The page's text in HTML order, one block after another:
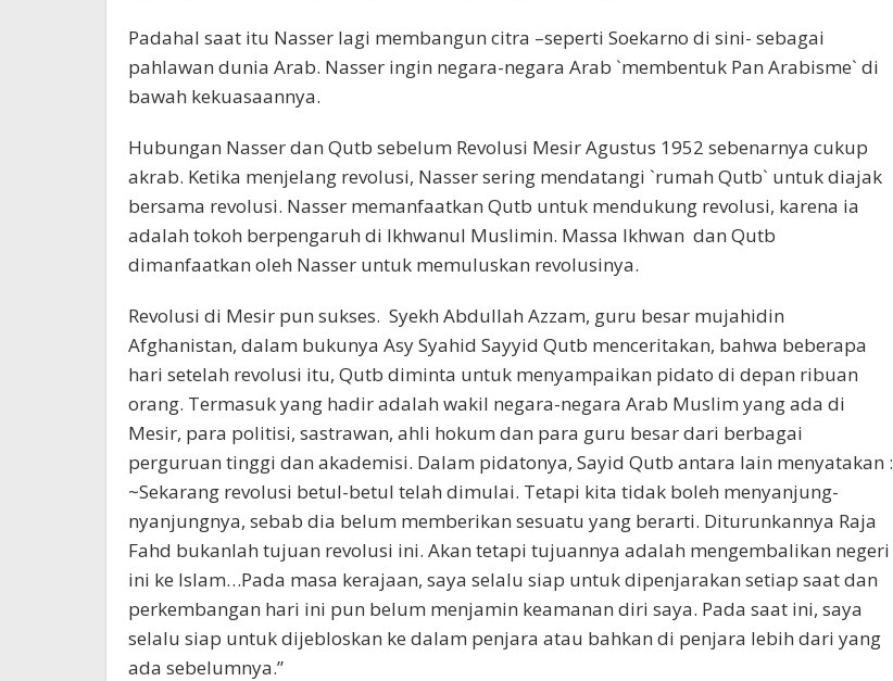
Padahal saat itu Nasser lagi membangun citra –seperti Soekarno di sini- sebagai
pahlawan dunia Arab. Nasser ingin negara-negara Arab `membentuk Pan Arabisme` di
bawah kekuasaannya.
Hubungan Nasser dan Qutb sebelum Revolusi Mesir Agustus 1952 sebenarnya cukup
akrab. Ketika menjelang revolusi, Nasser sering mendatangi `rumah Qutb` untuk diajak
bersama revolusi. Nasser memanfaatkan Qutb untuk mendukung revolusi, karena ia
adalah tokoh berpengaruh di Ikhwanul Muslimin. Massa Ikhwan dan Qutb
dimanfaatkan oleh Nasser untuk memuluskan revolusinya.
Revolusi di Mesir pun sukses. Syekh Abdullah Azzam, guru besar mujahidin
Afghanistan, dalam bukunya Asy Syahid Sayyid Qutb menceritakan, bahwa beberapa
hari setelah revolusi itu, Qutb diminta untuk menyampaikan pidato di depan ribuan
orang. Termasuk yang hadir adalah wakil negara-negara Arab Muslim yang ada di
Mesir, para politisi, sastrawan, ahli hokum dan para guru besar dari berbagai
perguruan tinggi dan akademisi. Dalam pidatonya, Sayid Qutb antara lain menyatakan :
~Sekarang revolusi betul-betul telah dimulai. Tetapi kita tidak boleh menyanjung-
nyanjungnya, sebab dia belum memberikan sesuatu yang berarti. Diturunkannya Raja
Fahd bukanlah tujuan revolusi ini. Akan tetapi tujuannya adalah mengembalikan negeri
ini ke Islam…Pada masa kerajaan, saya selalu siap untuk dipenjarakan setiap saat dan
perkembangan hari ini pun belum menjamin keamanan diri saya. Pada saat ini, saya
selalu siap untuk dijebloskan ke dalam penjara atau bahkan di penjara lebih dari yang
ada sebelumnya.”